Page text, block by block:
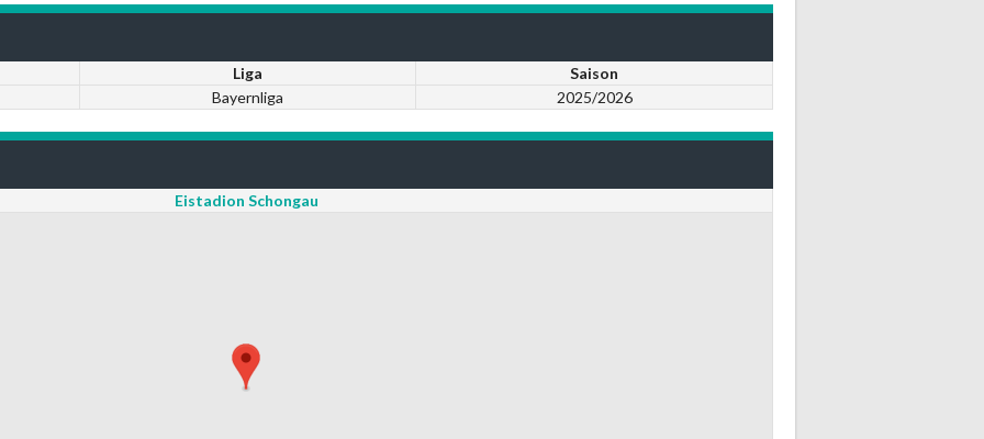
Liga
Saison
Bayernliga 2025/2026
Eistadion Schongau